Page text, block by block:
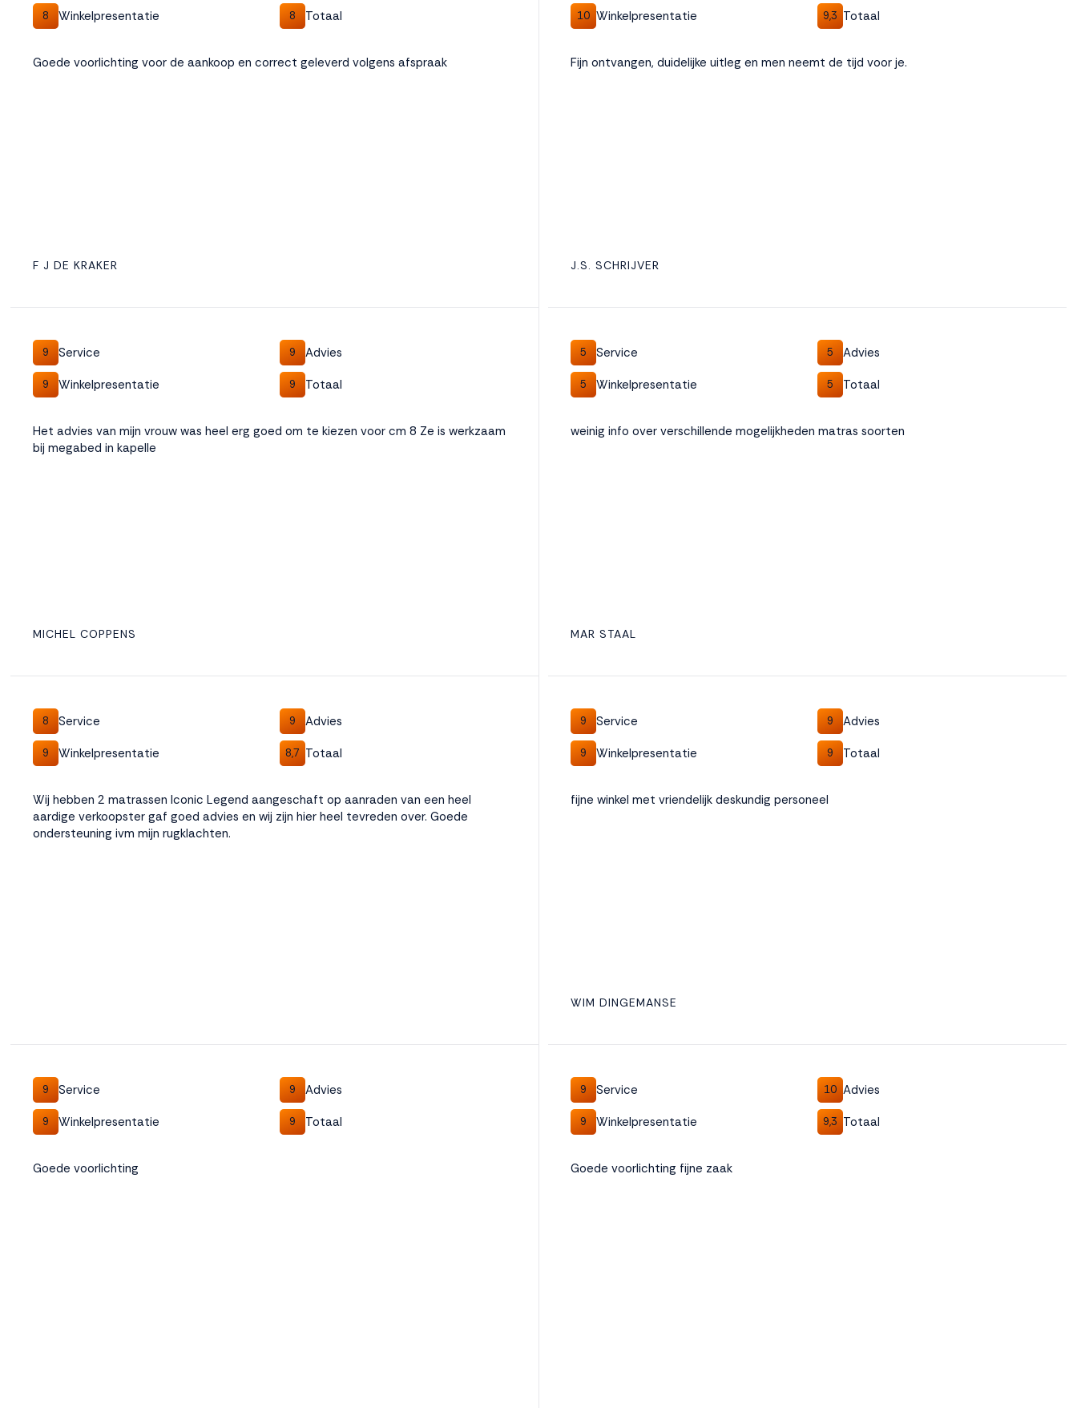
8 Winkelpresentatie 8 Totaal
Goede voorlichting voor de aankoop en correct geleverd volgens afspraak
F J DE KRAKER
10 Winkelpresentatie 9,3 Totaal
Fijn ontvangen, duidelijke uitleg en men neemt de tijd voor je.
J.S. SCHRIJVER
9 Service 9 Advies
9 Winkelpresentatie 9 Totaal
Het advies van mijn vrouw was heel erg goed om te kiezen voor cm 8 Ze is werkzaam
bij megabed in kapelle
MICHEL COPPENS
5 Service 5 Advies
5 Winkelpresentatie 5 Totaal
weinig info over verschillende mogelijkheden matras soorten
MAR STAAL
8 Service 9 Advies
9 Winkelpresentatie 8,7 Totaal
Wij hebben 2 matrassen Iconic Legend aangeschaft op aanraden van een heel
aardige verkoopster gaf goed advies en wij zijn hier heel tevreden over. Goede
ondersteuning ivm mijn rugklachten.
9 Service 9 Advies
9 Winkelpresentatie 9 Totaal
fijne winkel met vriendelijk deskundig personeel
WIM DINGEMANSE
9 Service 9 Advies
9 Winkelpresentatie 9 Totaal
Goede voorlichting
9 Service 10 Advies
9 Winkelpresentatie 9,3 Totaal
Goede voorlichting fijne zaak